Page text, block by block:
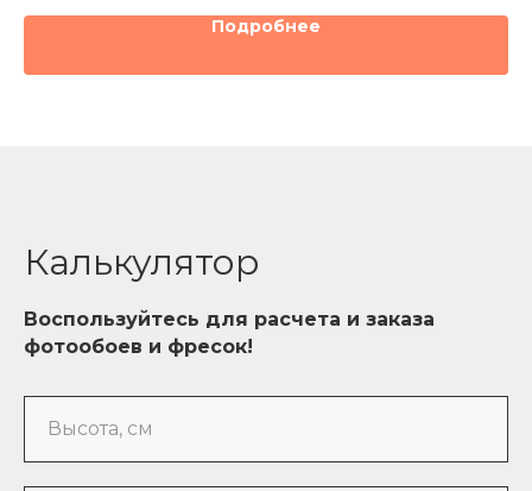
Подробнее
Калькулятор
Воспользуйтесь для расчета и заказа
фотообоев и фресок!
Высота, см